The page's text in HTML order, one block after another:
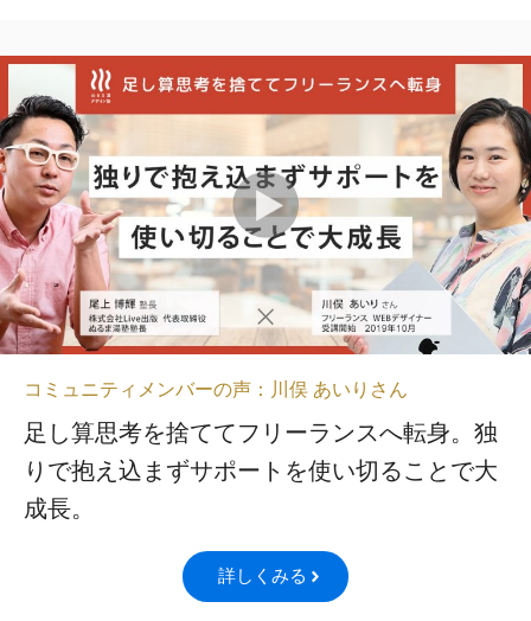
コミュニティメンバーの声：川俣 あいりさん
足し算思考を捨ててフリーランスへ転身。独
りで抱え込まずサポートを使い切ることで大
成長。
詳しくみる